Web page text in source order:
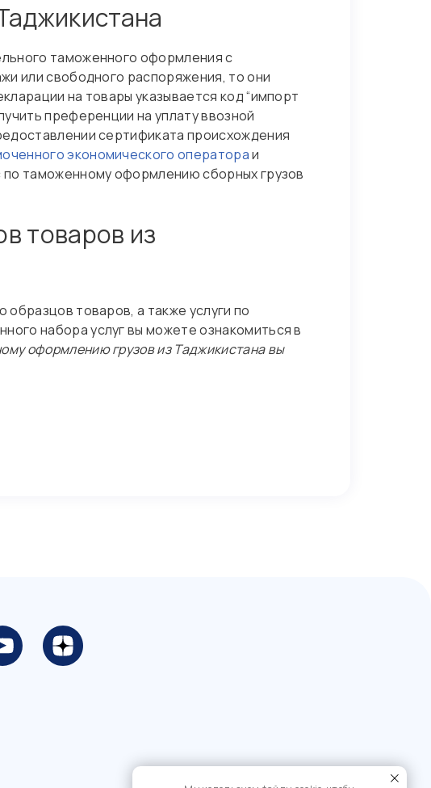
таможенного оформления с
или свободного распоряжения, то они
на товары указывается код “импорт
преференции на уплату ввозной
сертификата происхождения
экономического оператораи
по таможенному оформлению сборных грузов
товаров из
товаров, а также услуги по
набора услуг вы можете ознакомиться в
оформлению грузов из Таджикистана вы